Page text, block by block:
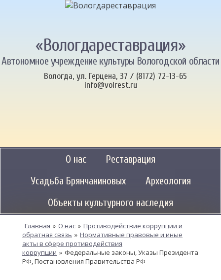
«Вологдареставрация»
Автономное учреждение культуры Вологодской области
Вологда, ул. Герцена, 37 / (8172) 72-13-65
info@volrest.ru
О нас
Реставрация
Усадьба Брянчаниновых
Археология
Объекты культурного наследия
Главная » О нас » Противодействие коррупции и
обратная связь » Нормативные правовые и иные
акты в сфере противодействия
коррупции » Федеральные законы, Указы Президента
РФ, Постановления Правительства РФ